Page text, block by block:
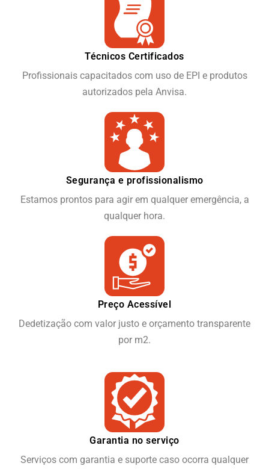
Técnicos Certificados
Profissionais capacitados com uso de EPI e produtos
autorizados pela Anvisa.
Segurança e profissionalismo
Estamos prontos para agir em qualquer emergência, a
qualquer hora.
Preço Acessível
Dedetização com valor justo e orçamento transparente
por m2.
Garantia no serviço
Serviços com garantia e suporte caso ocorra qualquer